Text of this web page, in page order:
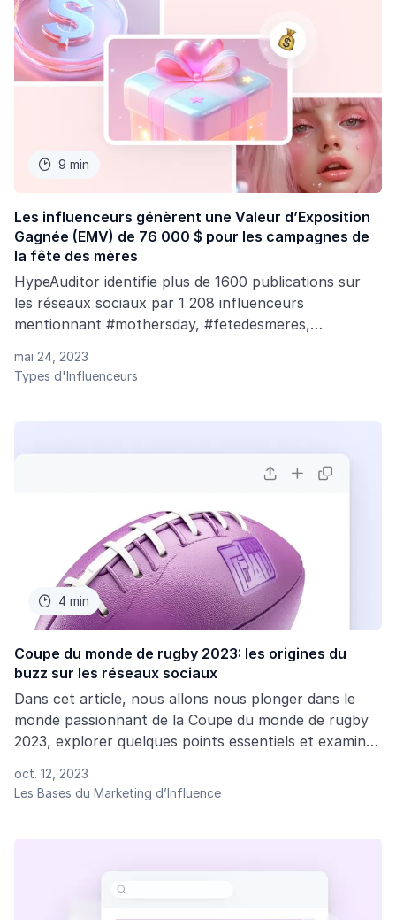
 9 min
Les influenceurs génèrent une Valeur d’Exposition
Gagnée (EMV) de 76 000 $ pour les campagnes de
la fête des mères
HypeAuditor identifie plus de 1600 publications sur
les réseaux sociaux par 1 208 influenceurs
mentionnant #mothersday, #fetedesmeres,
mai 24, 2023
Types d'Influenceurs
 4 min
Coupe du monde de rugby 2023: les origines du
buzz sur les réseaux sociaux
Dans cet article, nous allons nous plonger dans le
monde passionnant de la Coupe du monde de rugby
2023, explorer quelques points essentiels et examiner
sur les plus grandes plateformes de réseaux sociaux
oct. 12, 2023
Les Bases du Marketing d’Influence